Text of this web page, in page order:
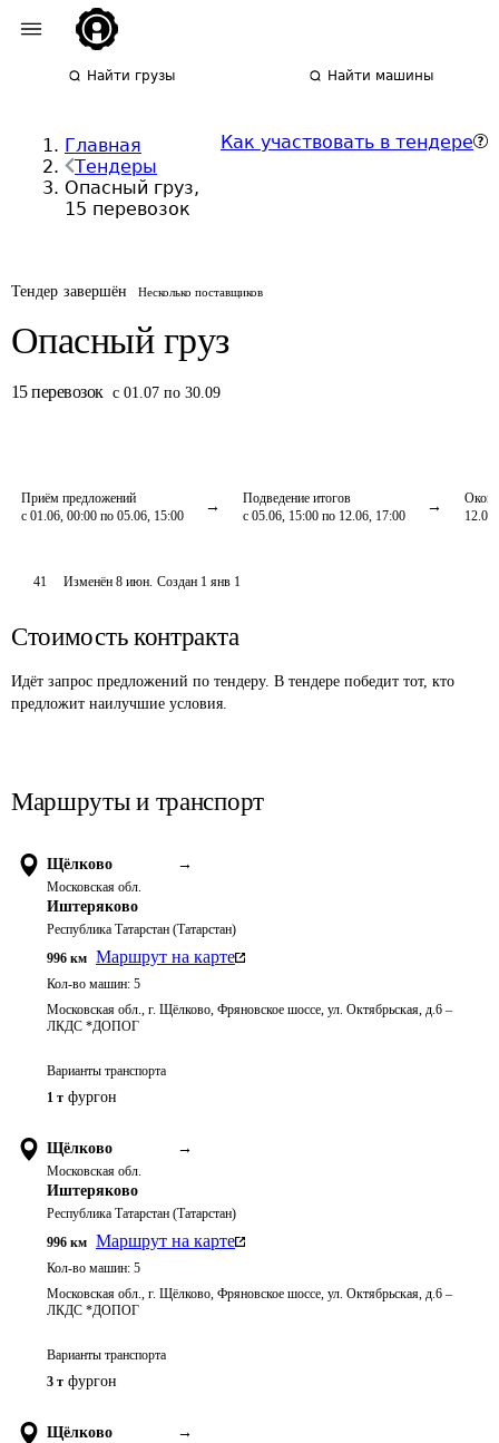
Найти грузы Найти машины
Главная
Тендеры
Опасный груз,
15 перевозок
Как участвовать в тендере
Тендер завершён Несколько поставщиков
Опасный груз
15 перевозок с 01.07 по 30.09
Приём предложений
с 01.06, 00:00 по 05.06, 15:00
Подведение итогов
с 05.06, 15:00 по 12.06, 17:00
41 Изменён8 июн. Создан 1 янв 1
Стоимость контракта
Идёт запрос предложений по тендеру. В тендере победит тот, кто
предложит наилучшие условия.
Маршруты и транспорт
Щёлково →
Московская обл.
Иштеряково
Республика Татарстан (Татарстан)
996 км Маршрут на карте
Кол-во машин: 5
Московская обл., г. Щёлково, Фряновское шоссе, ул. Октябрьская, д.6 –
ЛКДС *ДОПОГ
Варианты транспорта
1 т фургон
Щёлково →
Московская обл.
Иштеряково
Республика Татарстан (Татарстан)
996 км Маршрут на карте
Кол-во машин: 5
Московская обл., г. Щёлково, Фряновское шоссе, ул. Октябрьская, д.6 –
ЛКДС *ДОПОГ
Варианты транспорта
3 т фургон
Щёлково →